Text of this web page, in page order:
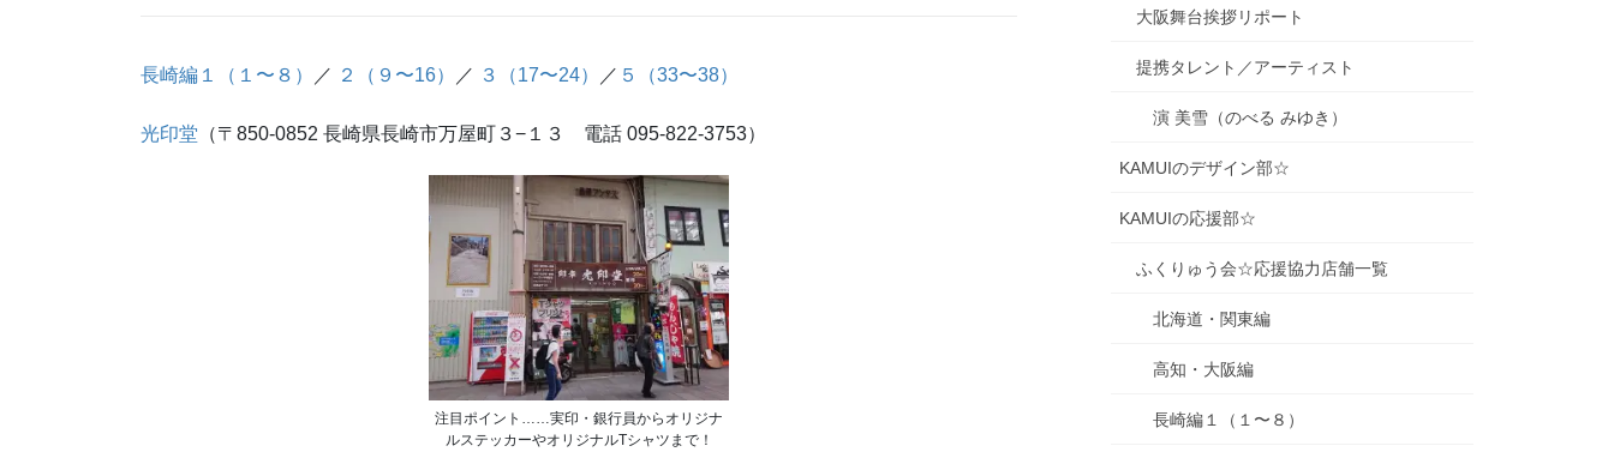
長崎編１（１〜８） ／ ２（９〜16） ／ ３（17〜24） ／ ５（33〜38）
光印堂 （〒850-0852 長崎県長崎市万屋町３−１３ 電話 095-822-3753）
注目ポイント……実印・銀行員からオリジナ
ルステッカーやオリジナルTシャツまで！
大阪舞台挨拶リポート
提携タレント／アーティスト
演 美雪（のべる みゆき）
KAMUIのデザイン部☆
KAMUIの応援部☆
ふくりゅう会☆応援協力店舗一覧
北海道・関東編
高知・大阪編
長崎編１（１〜８）